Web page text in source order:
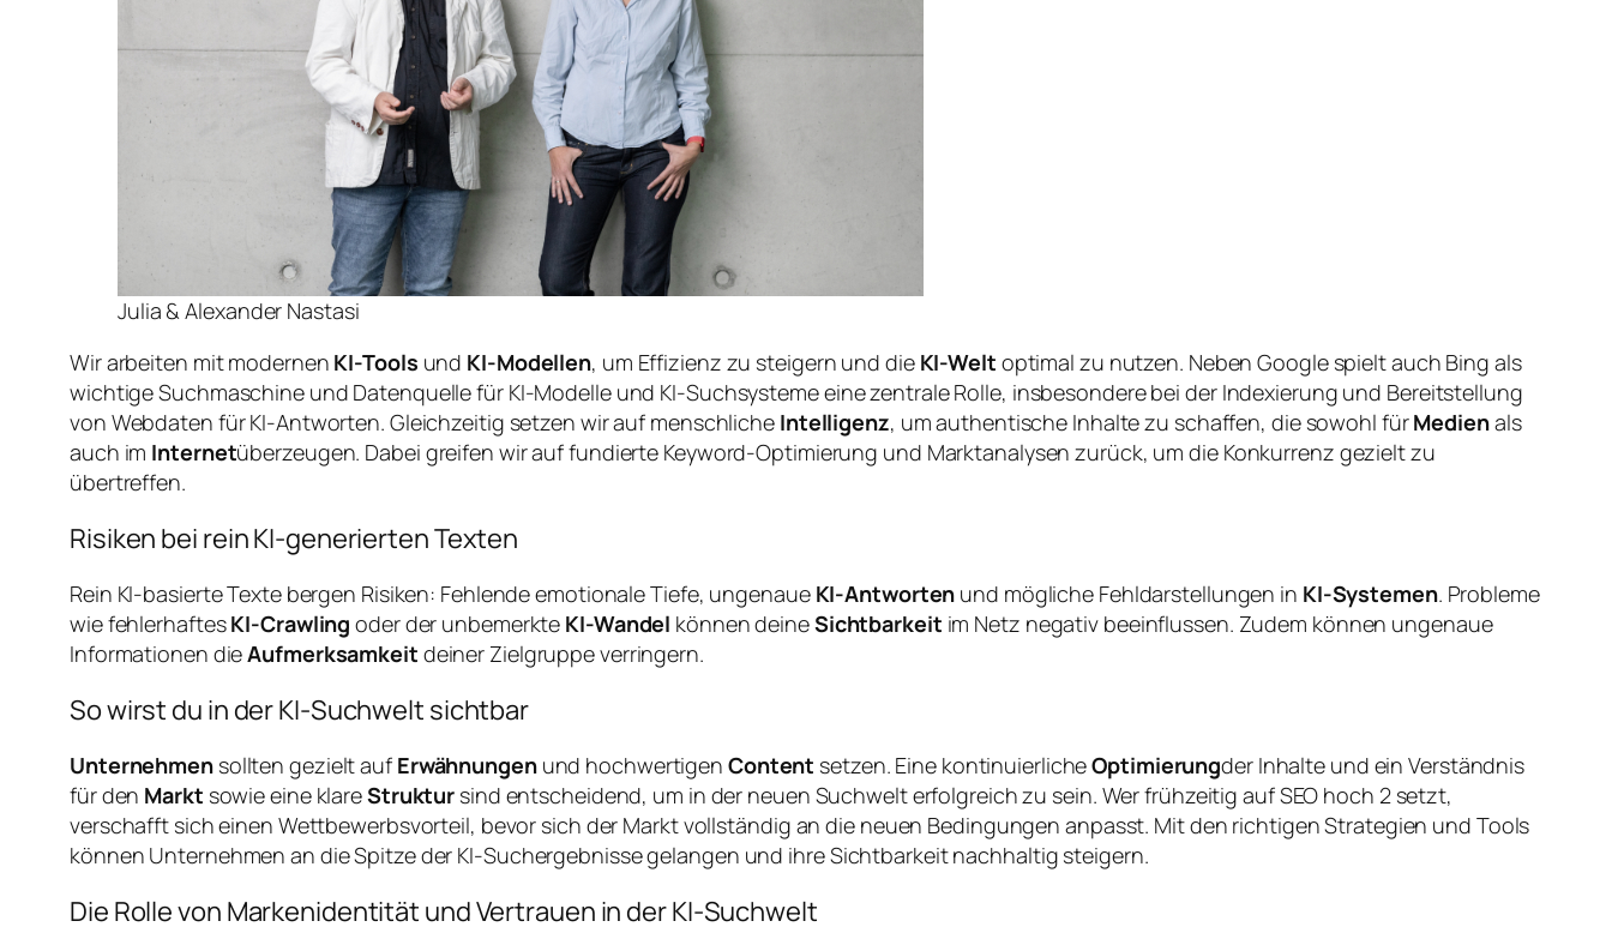
Julia & Alexander Nastasi
Wir arbeiten mit modernen KI-Tools und KI-Modellen, um Effizienz zu steigern und die KI-Welt optimal zu nutzen. Neben Google spielt auch Bing als
wichtige Suchmaschine und Datenquelle für KI-Modelle und KI-Suchsysteme eine zentrale Rolle, insbesondere bei der Indexierung und Bereitstellung
von Webdaten für KI-Antworten. Gleichzeitig setzen wir auf menschliche Intelligenz, um authentische Inhalte zu schaffen, die sowohl fürMedienals
auch im Internetüberzeugen. Dabei greifen wir auf fundierte Keyword-Optimierung und Marktanalysen zurück, um die Konkurrenz gezielt zu
übertreffen.
Risiken bei rein KI-generierten Texten
Rein KI-basierte Texte bergen Risiken: Fehlende emotionale Tiefe, ungenaue KI-Antworten und mögliche Fehldarstellungen in KI-Systemen. Probleme
wie fehlerhaftesKI-Crawling oder der unbemerkte KI-Wandel können deineSichtbarkeit im Netz negativ beeinflussen. Zudem können ungenaue
Informationen dieAufmerksamkeit deiner Zielgruppe verringern.
So wirst du in der KI-Suchwelt sichtbar
Unternehmensollten gezielt auf Erwähnungenund hochwertigen Content setzen. Eine kontinuierlicheOptimierungder Inhalte und ein Verständnis
für den Markt sowie eine klareStruktur sind entscheidend, um in der neuen Suchwelt erfolgreich zu sein. Wer frühzeitig auf SEO hoch 2 setzt,
verschafft sich einen Wettbewerbsvorteil, bevor sich der Markt vollständig an die neuen Bedingungen anpasst. Mit den richtigen Strategien und Tools
können Unternehmen an die Spitze der KI-Suchergebnisse gelangen und ihre Sichtbarkeit nachhaltig steigern.
Die Rolle von Markenidentität und Vertrauen in der KI-Suchwelt